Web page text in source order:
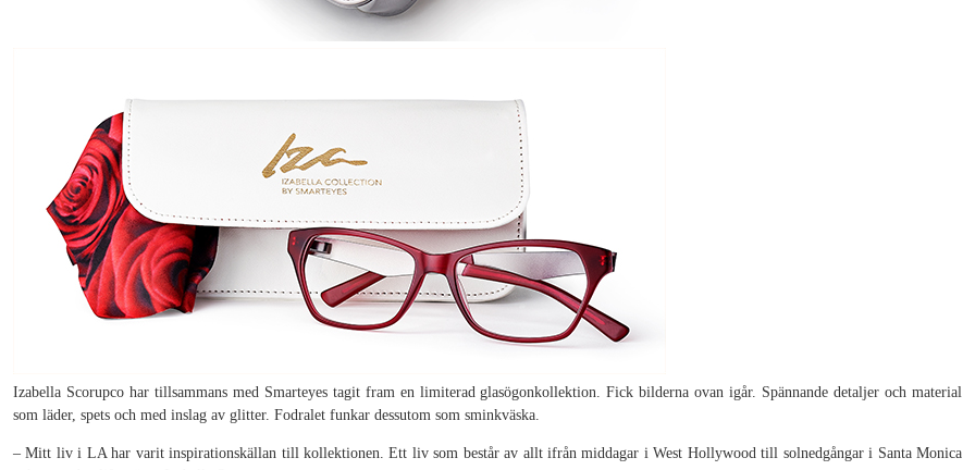
Izabella Scorupco har tillsammans med Smarteyes tagit fram en limiterad glasögonkollektion. Fick bilderna ovan igår. Spännande detaljer och material
som läder, spets och med inslag av glitter. Fodralet funkar dessutom som sminkväska.
– Mitt liv i LA har varit inspirationskällan till kollektionen. Ett liv som består av allt ifrån middagar i West Hollywood till solnedgångar i Santa Monica